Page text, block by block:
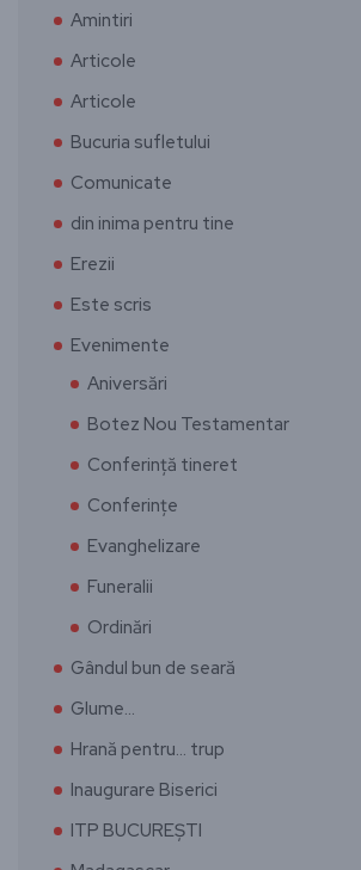
Amintiri
Articole
Articole
Bucuria sufletului
Comunicate
din inima pentru tine
Erezii
Este scris
Evenimente
Aniversări
Botez Nou Testamentar
Conferință tineret
Conferințe
Evanghelizare
Funeralii
Ordinări
Gândul bun de seară
Glume…
Hrană pentru… trup
Inaugurare Biserici
ITP BUCUREȘTI